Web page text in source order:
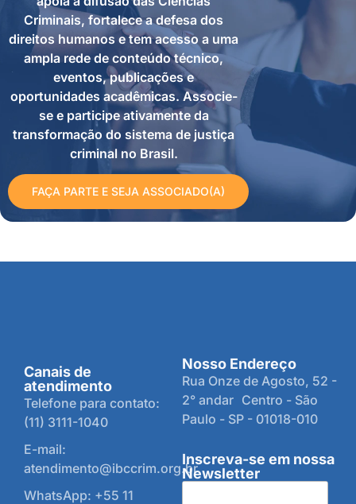
Criminais, fortalece a defesa dos
direitos humanos e tem acesso a uma
ampla rede de conteúdo técnico,
eventos, publicações e
oportunidades acadêmicas. Associe-
se e participe ativamente da
transformação do sistema de justiça
criminal no Brasil.
FAÇA PARTE E SEJA ASSOCIADO(A)
Canais de
atendimento
Telefone para contato:
(11) 3111-1040
E-mail:
atendimento@ibccrim.org.br
WhatsApp: +55 11
Nosso Endereço
Rua Onze de Agosto, 52 -
2° andar Centro - São
Paulo - SP - 01018-010
Inscreva-se em nossa
Newsletter